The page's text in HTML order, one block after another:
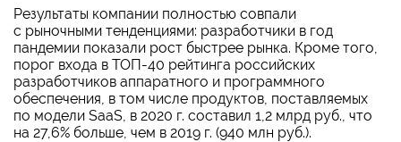
Результаты компании полностью совпали
с рыночными тенденциями: разработчики в год
пандемии показали рост быстрее рынка. Кроме того,
порог входа в ТОП-40 рейтинга российских
разработчиков аппаратного и программного
обеспечения, в том числе продуктов, поставляемых
по модели SaaS, в 2020 г. составил 1,2 млрд руб., что
на 27,6% больше, чем в 2019 г. (940 млн руб.).